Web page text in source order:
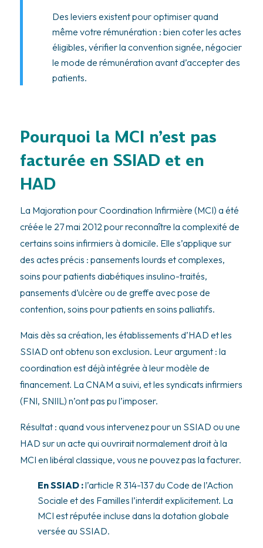
Des leviers existent pour optimiser quand
même votre rémunération : bien coter les actes
éligibles, vérifier la convention signée, négocier
le mode de rémunération avant d’accepter des
patients.
Pourquoi la MCI n’est pas
facturée en SSIAD et en
HAD
La Majoration pour Coordination Infirmière (MCI) a été
créée le 27 mai 2012 pour reconnaître la complexité de
certains soins infirmiers à domicile. Elle s’applique sur
des actes précis : pansements lourds et complexes,
soins pour patients diabétiques insulino-traités,
pansements d’ulcère ou de greffe avec pose de
contention, soins pour patients en soins palliatifs.
Mais dès sa création, les établissements d’HAD et les
SSIAD ont obtenu son exclusion. Leur argument : la
coordination est déjà intégrée à leur modèle de
financement. La CNAM a suivi, et les syndicats infirmiers
(FNI, SNIIL) n’ont pas pu l’imposer.
Résultat : quand vous intervenez pour un SSIAD ou une
HAD sur un acte qui ouvrirait normalement droit à la
MCI en libéral classique, vous ne pouvez pas la facturer.
En SSIAD :l’article R 314-137 du Code de l’Action
Sociale et des Familles l’interdit explicitement. La
MCI est réputée incluse dans la dotation globale
versée au SSIAD.